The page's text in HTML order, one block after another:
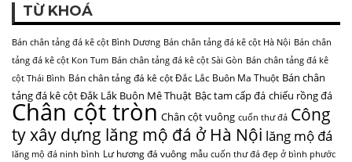
TỪ KHOÁ
Bán chân tảng đá kê cột Bình Dương Bán chân tảng đá kê cột Hà Nội Bán chân
tảng đá kê cột Kon Tum Bán chân tảng đá kê cột Sài Gòn Bán chân tảng đá kê
cột Thái Bình Bán chân tảng đá kê cột Đắc Lắc Buôn Ma Thuột Bán chân
tảng đá kê cột Đắk Lắk Buôn Mê Thuật Bậc tam cấp đá chiếu rồng đá
Chân cột tròn Chân cột vuông cuốn thư đá Công
ty xây dựng lăng mộ đá ở Hà Nội lăng mộ đá
lăng mộ đá ninh bình Lư hương đá vuông mẫu cuốn thư đá đẹp ở bình phước